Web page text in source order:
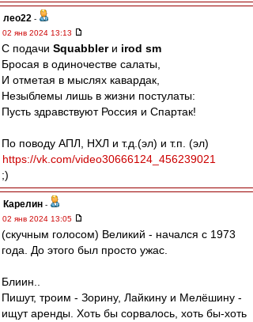
лео22 -
02 янв 2024 13:13
С подачи Squabblerи irod sm
Бросая в одиночестве салаты,
И отметая в мыслях кавардак,
Незыблемы лишь в жизни постулаты:
Пусть здравствуют Россия и Спартак!
По поводу АПЛ, НХЛ и т.д.(эл) и т.п. (эл)
https://vk.com/video30666124_456239021
;)
Карелин -
02 янв 2024 13:05
(скучным голосом) Великий - начался с 1973
года. До этого был просто ужас.
Блиин..
Пишут, троим - Зорину, Лайкину и Мелёшину -
ищут аренды. Хоть бы сорвалось, хоть бы-хоть